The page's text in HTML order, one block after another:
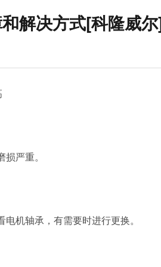
解决方式[科隆威尔]
严重。
机轴承，有需要时进行更换。